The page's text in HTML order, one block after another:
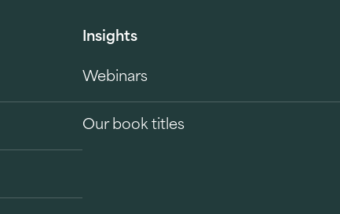
Insights
Webinars
Our book titles